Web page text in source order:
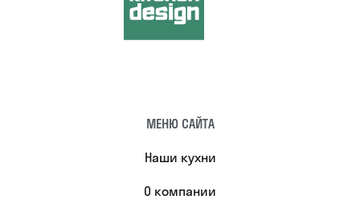
МЕНЮ САЙТА
Наши кухни
О компании